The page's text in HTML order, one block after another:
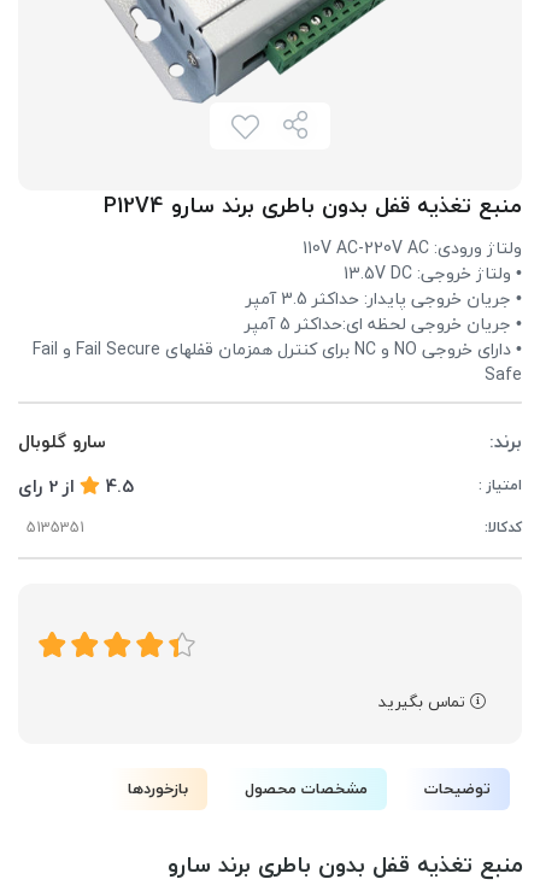
منبع تغذیه قفل بدون باطری برند سارو P12V4
ولتاژ ورودی: 110V AC-220V AC
• ولتاژ خروجی: 13.5V DC
• جریان خروجی پایدار: حداکثر 3.5 آمپر
• جریان خروجی لحظه ای:حداکثر 5 آمپر
• دارای خروجی NO و NC برای کنترل همزمان قفلهای Fail Secure و Fail
Safe
برند: سارو گلوبال
امتیاز : 4.5 از 2 رای
کدکالا:
تماس بگیرید
توضیحات مشخصات محصول بازخوردها
منبع تغذیه قفل بدون باطری برند سارو